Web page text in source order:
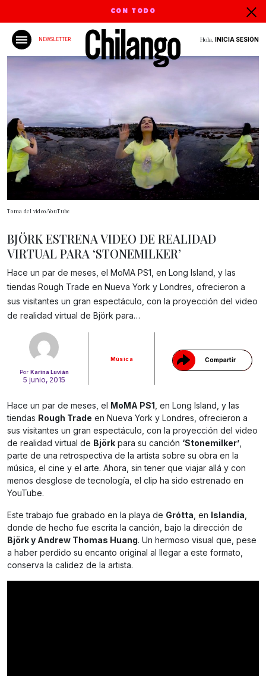
CON TODO
NEWSLETTER Hola, INICIA SESIÓN
Toma del video/YouTube
Por Karina Luvián
5 junio, 2015
Música Compartir
Gracias!
BJÖRK ESTRENA VIDEO DE REALIDAD
VIRTUAL PARA ‘STONEMILKER’
Hace un par de meses, el MoMA PS1, en Long Island, y las
tiendas Rough Trade en Nueva York y Londres, ofrecieron a
sus visitantes un gran espectáculo, con la proyección del video
de realidad virtual de Björk para…
Hace un par de meses, el MoMA PS1 , en Long Island, y las
tiendas Rough Trade en Nueva York y Londres, ofrecieron a
sus visitantes un gran espectáculo, con la proyección del video
de realidad virtual de Björk para su canción ‘Stonemilker’
parte de una retrospectiva de la artista sobre su obra en la
música, el cine y el arte. Ahora, sin tener que viajar allá y con
menos desglose de tecnología, el clip ha sido estrenado en
YouTube.
Este trabajo fue grabado en la playa de Grótta , en Islandia
donde de hecho fue escrita la canción, bajo la dirección de
Björk y Andrew Thomas Huang. Un hermoso visual que, pese
a haber perdido su encanto original al llegar a este formato,
conserva la calidez de la artista.